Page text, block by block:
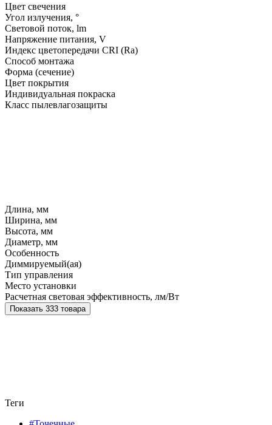
Цвет свечения
Угол излучения, °
Световой поток, lm
Напряжение питания, V
Индекс цветопередачи CRI (Ra)
Способ монтажа
Форма (сечение)
Цвет покрытия
Индивидуальная покраска
Класс пылевлагозащиты
Длина, мм
Ширина, мм
Высота, мм
Диаметр, мм
Особенность
Диммируемый(ая)
Тип управления
Место установки
Расчетная световая эффективность, лм/Вт
Показать 333 товара
Теги